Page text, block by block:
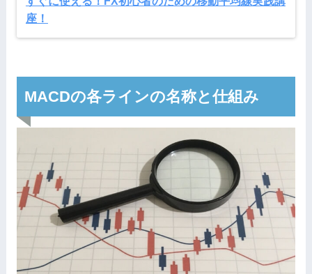
座！
MACDの各ラインの名称と仕組み